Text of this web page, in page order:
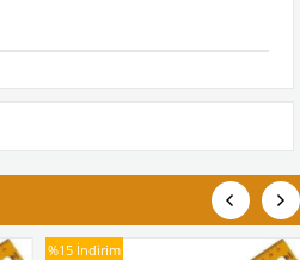
%15 İndirim